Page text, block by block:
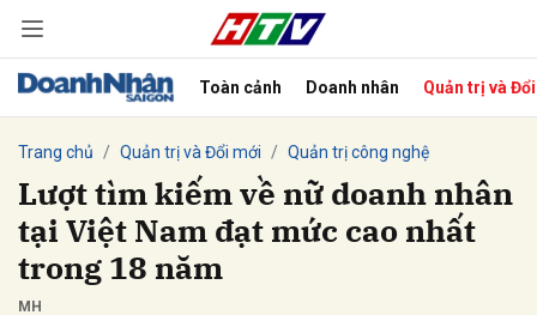
Toàn cảnh Doanh nhân Quản trị và
Trang chủ Quản trị và Đổi mới Quản trị công nghệ
Lượt tìm kiếm về nữ doanh nhân
tại Việt Nam đạt mức cao nhất
trong 18 năm
MH